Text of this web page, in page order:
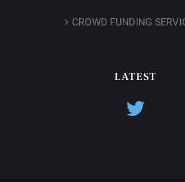
CROWD FUNDING
LATEST